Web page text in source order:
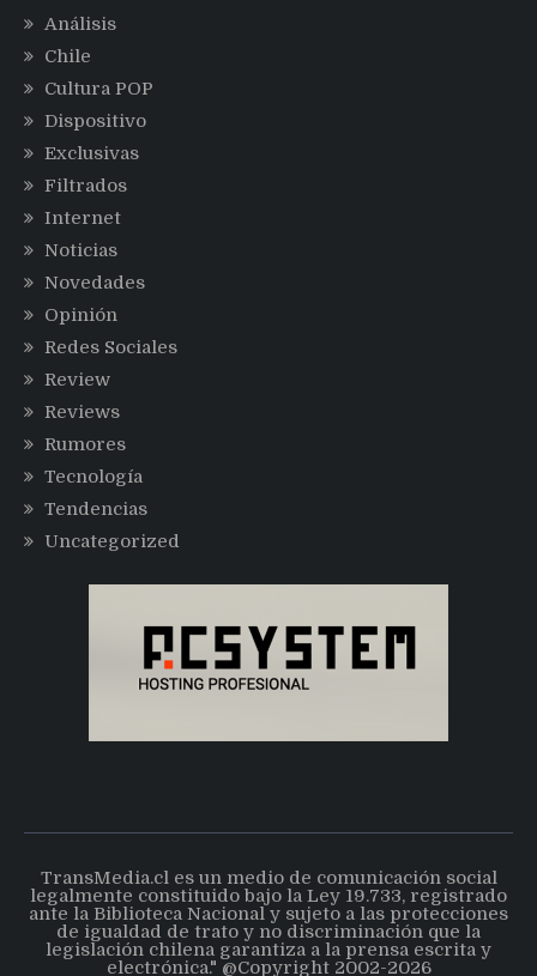
Análisis
Chile
Cultura POP
Dispositivo
Exclusivas
Filtrados
Internet
Noticias
Novedades
Opinión
Redes Sociales
Review
Reviews
Rumores
Tecnología
Tendencias
Uncategorized
TransMedia.cl es un medio de comunicación social
legalmente constituido bajo la Ley 19.733, registrado
ante la Biblioteca Nacional y sujeto a las protecciones
de igualdad de trato y no discriminación que la
legislación chilena garantiza a la prensa escrita y
electrónica." @Copyright 2002-2026